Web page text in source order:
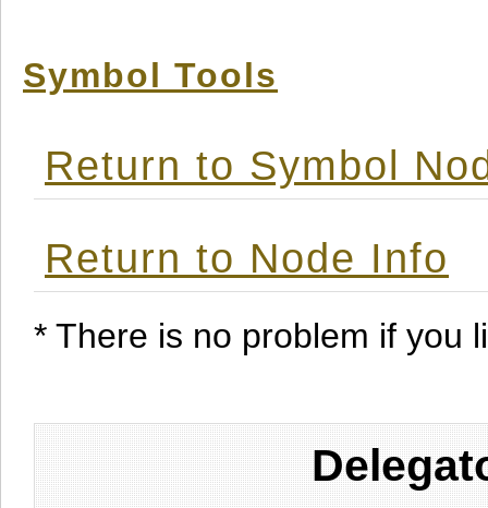
Symbol Tools
Return to Symbol
Return to Node Info
* There is no problem if you